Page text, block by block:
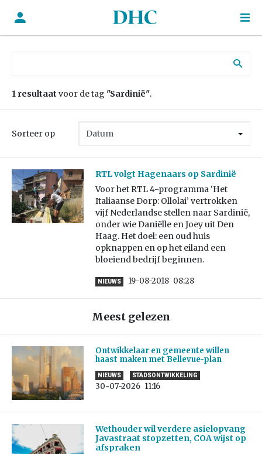
1 resultaat voor de tag "Sardinië".
Sorteer op
RTL volgt Hagenaars op Sardinië
Voor het RTL 4-programma ‘Het
Italiaanse Dorp: Ollolai’ vertrokken
vijf Nederlandse stellen naar Sardinië,
onder wie Daniëlle en Joey uit Den
Haag. Het doel: een oud huis
opknappen en op het eiland een
bloeiend bedrijf beginnen.
NIEUWS 19-08-2018 08:28
Meest gelezen
Ontwikkelaar en gemeente willen
haast maken met Bellevue-plan
NIEUWS STADSONTWIKKELING
30-07-2026 11:16
Wethouder wil verdere asielopvang
Javastraat stopzetten, COA wijst op
afspraken